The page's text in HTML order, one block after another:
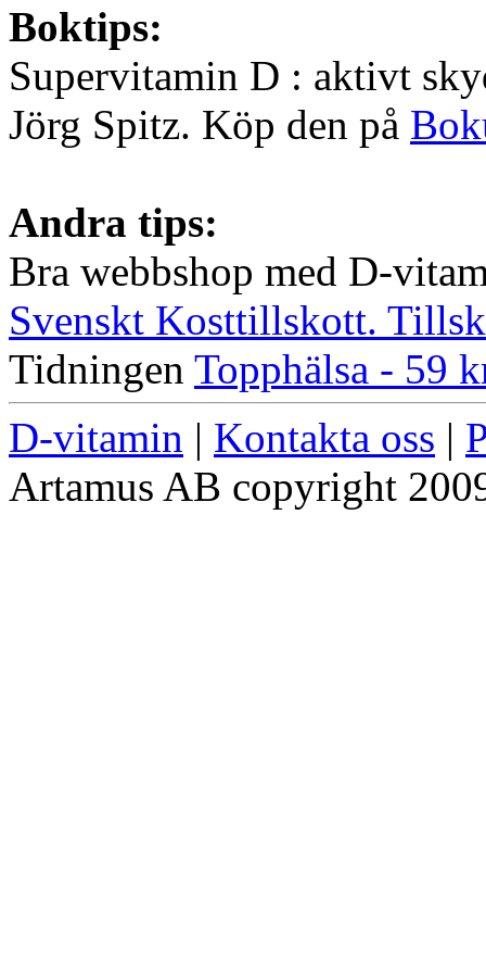
Boktips:
Supervitamin D : aktivt
Jörg Spitz. Köp den på
Andra tips:
Bra webbshop med D-
Svenskt Kosttillskott.
Tidningen Topphälsa - 59
D-vitamin | Kontakta oss |
Artamus AB copyright